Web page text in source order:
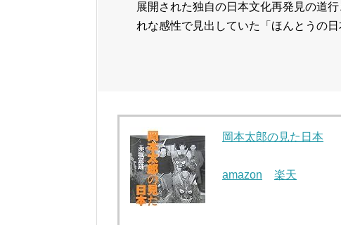
展開された独自の日本文化再発見の道
れな感性で見出していた「ほんとうの
岡本太郎の見た日本
amazon 楽天